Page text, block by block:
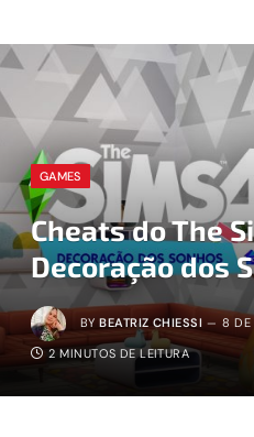
GAMES
Cheats do The
Decoração dos
BY BEATRIZ CHIESSI 8 DE
2 MINUTOS DE LEITURA